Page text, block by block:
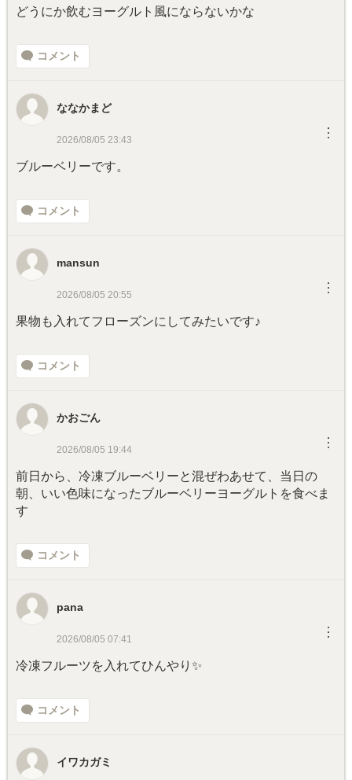
どうにか飲むヨーグルト風にならないかな
コメント
ななかまど
2026/08/05 23:43 ︙
ブルーベリーです。
コメント
mansun
2026/08/05 20:55 ︙
果物も入れてフローズンにしてみたいです♪
コメント
かおごん
2026/08/05 19:44 ︙
前日から、冷凍ブルーベリーと混ぜわあせて、当日の
朝、いい色味になったブルーベリーヨーグルトを食べま
す
コメント
pana
2026/08/05 07:41 ︙
冷凍フルーツを入れてひんやり✨
コメント
イワカガミ